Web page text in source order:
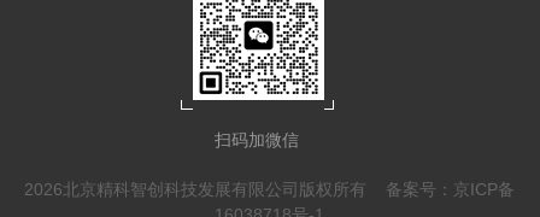
扫码加微信
2026北京精科智创科技发展有限公司版权所有 备案号：京ICP备